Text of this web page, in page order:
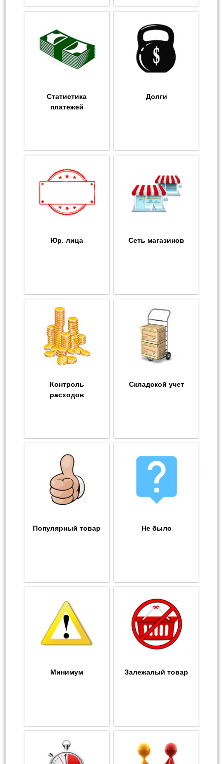
Статистика
платежей
Долги
Юр. лица Сеть магазинов
Контроль
расходов
Складской учет
Популярный товар Не было
Минимум Залежалый товар